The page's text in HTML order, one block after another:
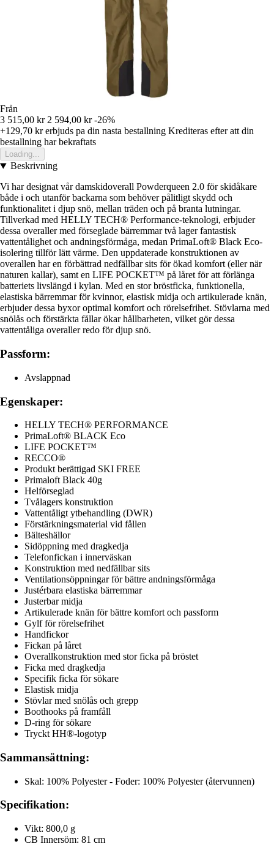
Från
3 515,00 kr 2 594,00 kr -26%
+129,70 krerbjuds pa din nasta bestallning Krediteras efter att din
bestallning har bekraftats
Loading...
Beskrivning
Vi har designat vår damskidoverall Powderqueen 2.0 för skidåkare
både i och utanför backarna som behöver pålitligt skydd och
funktionalitet i djup snö, mellan träden och på branta lutningar.
Tillverkad med HELLY TECH® Performance-teknologi, erbjuder
dessa overaller med förseglade bärremmar två lager fantastisk
vattentålighet och andningsförmåga, medan PrimaLoft® Black Eco-
isolering tillför lätt värme. Den uppdaterade konstruktionen av
overallen har en förbättrad nedfällbar sits för ökad komfort (eller när
naturen kallar), samt en LIFE POCKET™ på låret för att förlänga
batteriets livslängd i kylan. Med en stor bröstficka, funktionella,
elastiska bärremmar för kvinnor, elastisk midja och artikulerade knän,
erbjuder dessa byxor optimal komfort och rörelsefrihet. Stövlarna med
snölås och förstärkta fållar ökar hållbarheten, vilket gör dessa
vattentåliga overaller redo för djup snö.
Passform:
Avslappnad
Egenskaper:
HELLY TECH® PERFORMANCE
PrimaLoft® BLACK Eco
LIFE POCKET™
RECCO®
Produkt berättigad SKI FREE
Primaloft Black 40g
Helförseglad
Tvålagers konstruktion
Vattentåligt ytbehandling (DWR)
Förstärkningsmaterial vid fållen
Bälteshällor
Sidöppning med dragkedja
Telefonfickan i innerväskan
Konstruktion med nedfällbar sits
Ventilationsöppningar för bättre andningsförmåga
Justérbara elastiska bärremmar
Justerbar midja
Artikulerade knän för bättre komfort och passform
Gylf för rörelsefrihet
Handfickor
Fickan på låret
Overallkonstruktion med stor ficka på bröstet
Ficka med dragkedja
Specifik ficka för sökare
Elastisk midja
Stövlar med snölås och grepp
Boothooks på framfåll
D-ring för sökare
Tryckt HH®-logotyp
Sammansättning:
Skal: 100% Polyester - Foder: 100% Polyester (återvunnen)
Specifikation:
Vikt: 800,0 g
CB Innersöm: 81 cm